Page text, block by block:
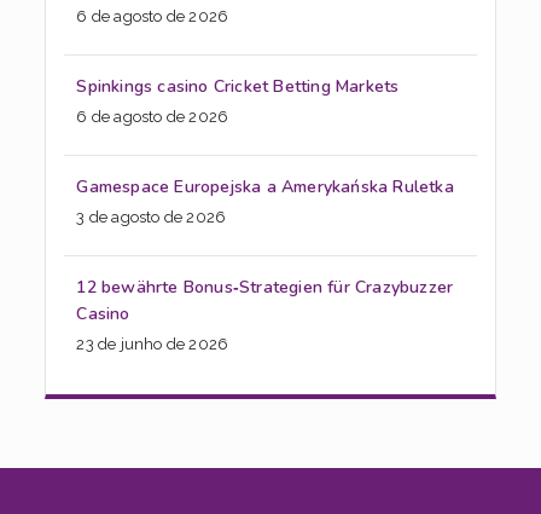
6 de agosto de 2026
Spinkings casino Cricket Betting Markets
6 de agosto de 2026
Gamespace Europejska a Amerykańska Ruletka
3 de agosto de 2026
12 bewährte Bonus‑Strategien für Crazybuzzer
Casino
23 de junho de 2026